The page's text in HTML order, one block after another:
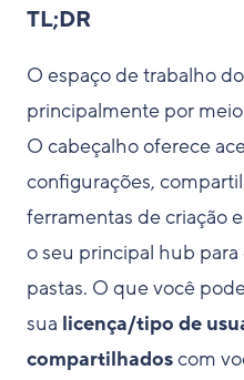
TL;DR
O espaço de trabalho
principalmente por
O cabeçalho oferece
configurações,
ferramentas de criação
o seu principal hub
pastas. O que você
sua licença/tipo de
compartilhadoscom